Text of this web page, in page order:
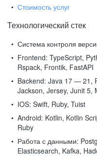
Стоимость услуг
Технологический стек
Система контроля
Frontend: TypeScript,
Rspack, Frontik, FastAPI
Backend: Java 17 — 21,
Jackson, Jersey, Junit 5,
IOS: Swift, Ruby, Tuist
Android: Kotlin, Kotlin
Ruby
Работа с данными:
Elasticsearch, Kafka,